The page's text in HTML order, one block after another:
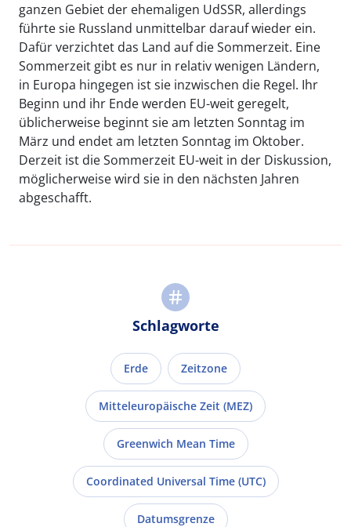
ganzen Gebiet der ehemaligen UdSSR, allerdings
führte sie Russland unmittelbar darauf wieder ein.
Dafür verzichtet das Land auf die Sommerzeit. Eine
Sommerzeit gibt es nur in relativ wenigen Ländern,
in Europa hingegen ist sie inzwischen die Regel. Ihr
Beginn und ihr Ende werden EU-weit geregelt,
üblicherweise beginnt sie am letzten Sonntag im
März und endet am letzten Sonntag im Oktober.
Derzeit ist die Sommerzeit EU-weit in der Diskussion,
möglicherweise wird sie in den nächsten Jahren
abgeschafft.
Schlagworte
Erde Zeitzone
Mitteleuropäische Zeit (MEZ)
Greenwich Mean Time
Coordinated Universal Time (UTC)
Datumsgrenze